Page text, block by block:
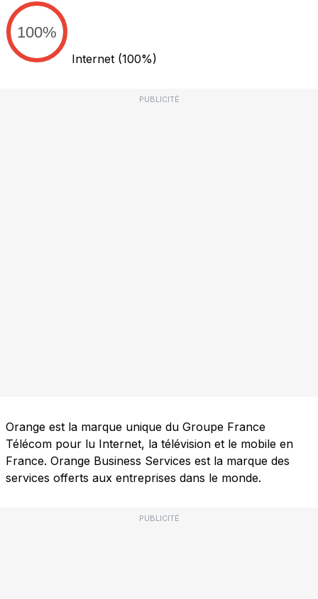
100%
Internet (100%)
PUBLICITÉ
Orange est la marque unique du Groupe France
Télécom pour lu Internet, la télévision et le mobile en
France. Orange Business Services est la marque des
services offerts aux entreprises dans le monde.
PUBLICITÉ